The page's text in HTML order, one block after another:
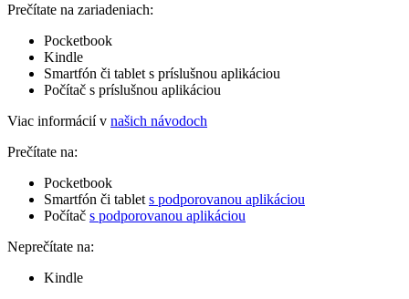
Prečítate na zariadeniach:
Pocketbook
Kindle
Smartfón či tablet s príslušnou aplikáciou
Počítač s príslušnou aplikáciou
Viac informácií v našich návodoch
Prečítate na:
Pocketbook
Smartfón či tablet s podporovanou aplikáciou
Počítač s podporovanou aplikáciou
Neprečítate na:
Kindle